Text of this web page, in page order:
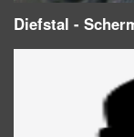
Diefstal -